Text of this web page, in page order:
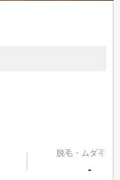
脱毛・ムダ毛処
-